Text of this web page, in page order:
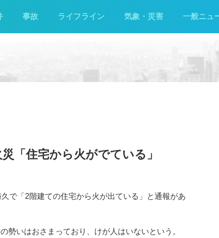
事故 ライフライン 気象・災害 一般ニュ
「住宅から火がでている」
で「2階建ての住宅から火が出ている」と通報があ
勢いはおさまっており、けが人はいないという。